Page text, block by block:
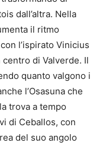
dall’altra. Nella
il ritmo
l’ispirato Vinicius
di Valverde. Il
quanto valgono i
l’Osasuna che
trova a tempo
di Ceballos, con
del suo angolo